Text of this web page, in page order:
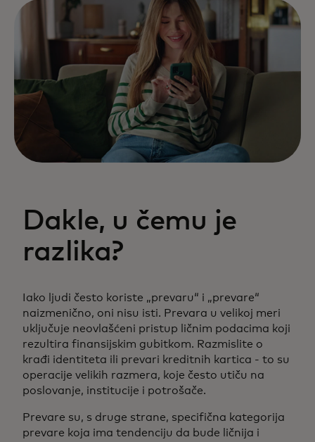
Dakle, u čemu je
razlika?
Iako ljudi često koriste „prevaru“ i „prevare“
naizmenično, oni nisu isti. Prevara u velikoj meri
uključuje neovlašćeni pristup ličnim podacima koji
rezultira finansijskim gubitkom. Razmislite o
krađi identiteta ili prevari kreditnih kartica - to su
operacije velikih razmera, koje često utiču na
poslovanje, institucije i potrošače.
Prevare su, s druge strane, specifična kategorija
prevare koja ima tendenciju da bude ličnija i